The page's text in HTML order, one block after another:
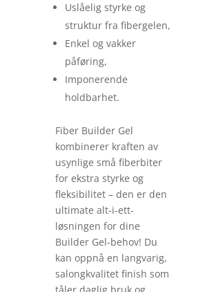
Uslåelig styrke og
struktur fra fibergelen,
Enkel og vakker
påføring,
Imponerende
holdbarhet.
Fiber Builder Gel
kombinerer kraften av
usynlige små fiberbiter
for ekstra styrke og
fleksibilitet – den er den
ultimate alt-i-ett-
løsningen for dine
Builder Gel-behov! Du
kan oppnå en langvarig,
salongkvalitet finish som